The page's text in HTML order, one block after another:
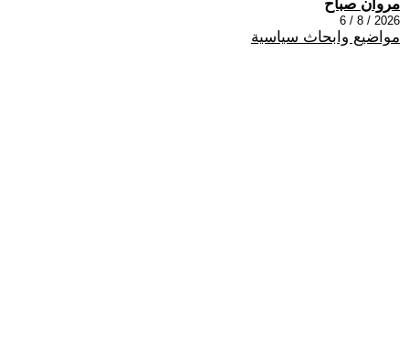
مروان صباح
2026 / 8 / 6
مواضيع وابحاث سياسية